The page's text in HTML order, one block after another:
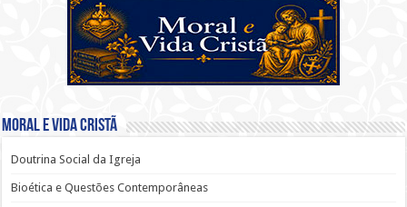
Moral e Vida Cristã
Doutrina Social da Igreja
Bioética e Questões Contemporâneas